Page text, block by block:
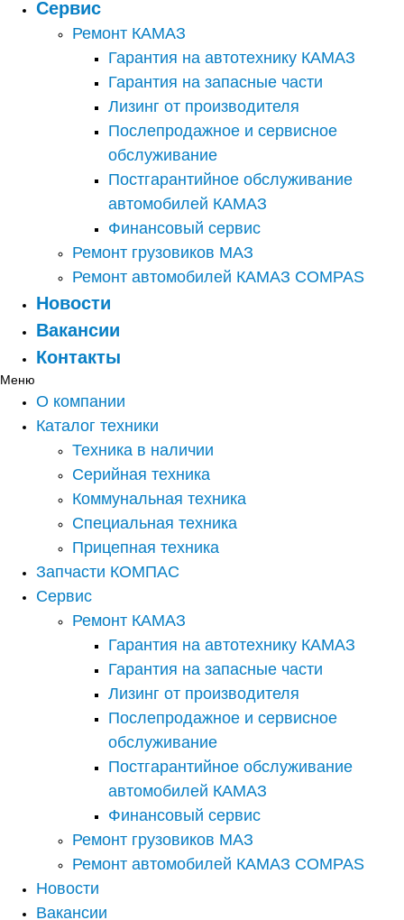
Сервис
Ремонт КАМАЗ
Гарантия на автотехнику КАМАЗ
Гарантия на запасные части
Лизинг от производителя
Послепродажное и сервисное
обслуживание
Постгарантийное обслуживание
автомобилей КАМАЗ
Финансовый сервис
Ремонт грузовиков МАЗ
Ремонт автомобилей КАМАЗ COMPAS
Новости
Вакансии
Контакты
Меню
О компании
Каталог техники
Техника в наличии
Серийная техника
Коммунальная техника
Специальная техника
Прицепная техника
Запчасти КОМПАС
Сервис
Ремонт КАМАЗ
Гарантия на автотехнику КАМАЗ
Гарантия на запасные части
Лизинг от производителя
Послепродажное и сервисное
обслуживание
Постгарантийное обслуживание
автомобилей КАМАЗ
Финансовый сервис
Ремонт грузовиков МАЗ
Ремонт автомобилей КАМАЗ COMPAS
Новости
Вакансии